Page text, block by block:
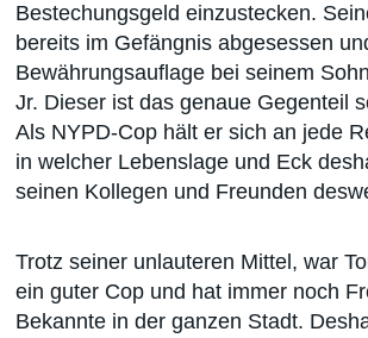
Bestechungsgeld einzustecken.
bereits im Gefängnis abgesessen
Bewährungsauflage bei seinem
Jr. Dieser ist das genaue Gegenteil
Als NYPD-Cop hält er sich an jede
in welcher Lebenslage und Eck
seinen Kollegen und Freunden
Trotz seiner unlauteren Mittel, war
ein guter Cop und hat immer noch
Bekannte in der ganzen Stadt.